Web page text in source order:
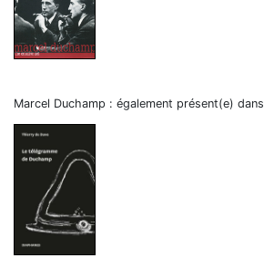
Marcel Duchamp : également présent(e) dans